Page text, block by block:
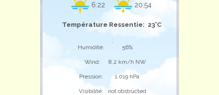
6:22 20:54
Température Ressentie: 23°C
;
Humidité:
56%
Wind: 8,2 km/h NW
Pression: 1.019 hPa
Visibilité: not obstructed